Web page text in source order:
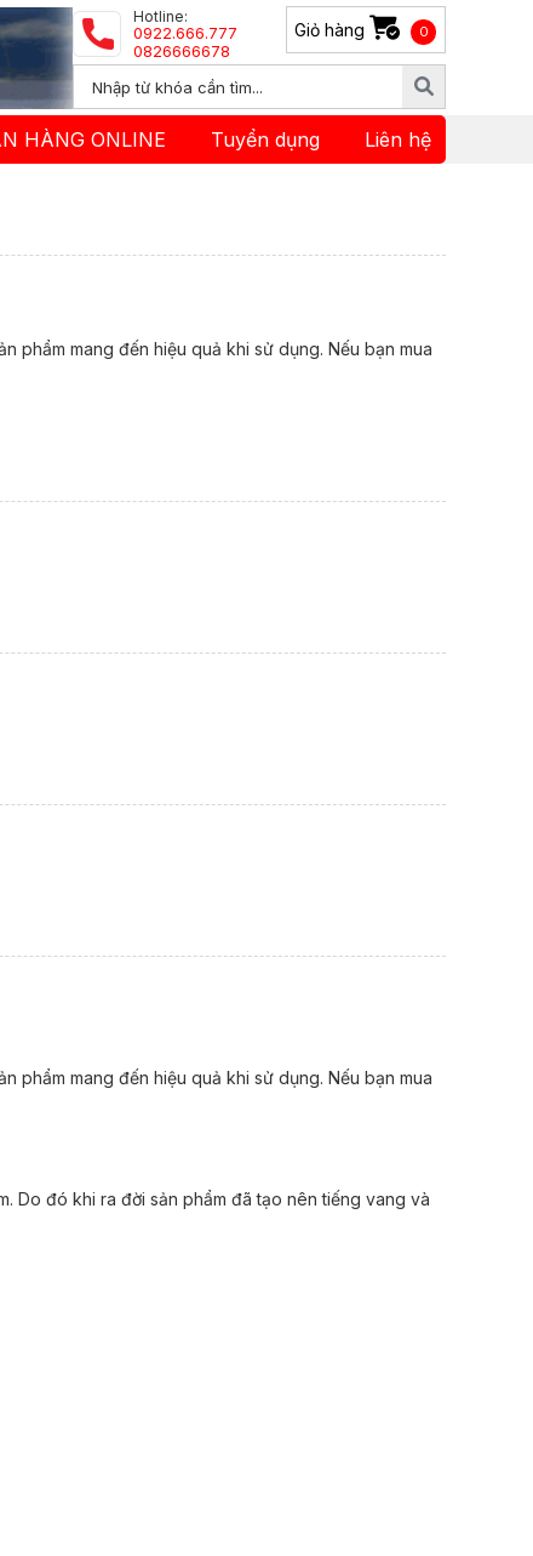
Hotline:
0922.666.777
0826666678
Giỏ hàng 0
HÀNG ONLINE Tuyển dụng Liên hệ
phẩm mang đến hiệu quả khi sử dụng. Nếu bạn mua
phẩm mang đến hiệu quả khi sử dụng. Nếu bạn mua
Do đó khi ra đời sản phẩm đã tạo nên tiếng vang và